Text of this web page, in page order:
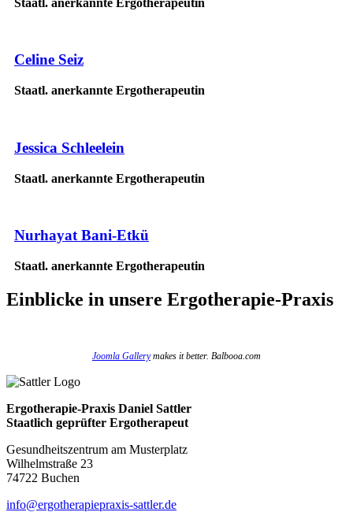
Celine Seiz
Staatl. anerkannte Ergotherapeutin
Jessica Schleelein
Staatl. anerkannte Ergotherapeutin
Nurhayat Bani-Etkü
Staatl. anerkannte Ergotherapeutin
Einblicke in unsere Ergotherapie-Praxis
Joomla Gallerymakes it better. Balbooa.com
Ergotherapie-Praxis Daniel Sattler
Staatlich geprüfter Ergotherapeut
Gesundheitszentrum am Musterplatz
Wilhelmstraße 23
74722 Buchen
info@ergotherapiepraxis-sattler.de